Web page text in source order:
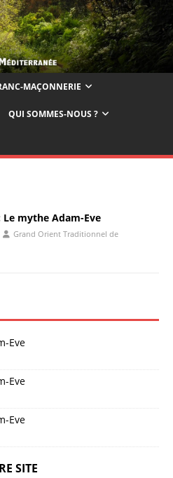
MAÇONNERIE
QUI SOMMES-NOUS ?
Le mythe Adam-Eve
Grand Orient Traditionnel de
Eve
Eve
Eve
SITE